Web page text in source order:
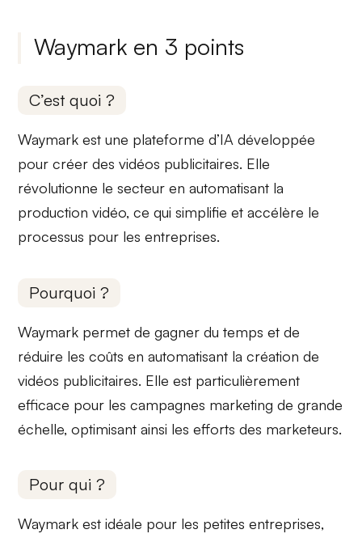
Waymark en 3 points
C’est quoi ?
Waymark est une plateforme d’IA développée
pour créer desvidéos publicitaires. Elle
révolutionne le secteur en automatisant la
production vidéo, ce qui simplifie et accélère le
processus pour les entreprises.
Pourquoi ?
Waymark permet degagner du temps et de
réduire les coûts en automatisant la création de
vidéos publicitaires. Elle est particulièrement
efficace pour les campagnes marketing de grande
échelle, optimisant ainsi les efforts des marketeurs.
Pour qui ?
Waymark est idéale pour les petites entreprises,